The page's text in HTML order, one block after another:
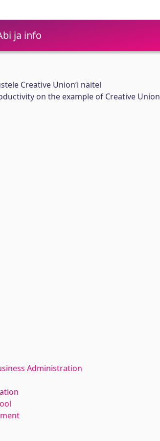
ja info
Creative Union’i näitel
on the example of Creative Union
Administration